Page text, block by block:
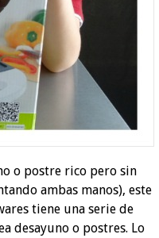
o postre rico pero sin
ambas manos), este
tiene una serie de
desayuno o postres. Lo